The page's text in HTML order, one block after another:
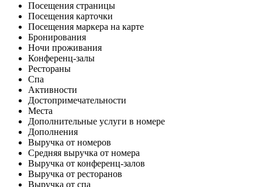
Посещения страницы
Посещения карточки
Посещения маркера на карте
Бронирования
Ночи проживания
Конференц-залы
Рестораны
Спа
Активности
Достопримечательности
Места
Дополнительные услуги в номере
Дополнения
Выручка от номеров
Средняя выручка от номера
Выручка от конференц-залов
Выручка от ресторанов
Выручка от спа